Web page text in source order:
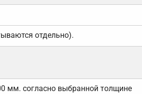
отдельно).
мм. согласно выбранной толщине